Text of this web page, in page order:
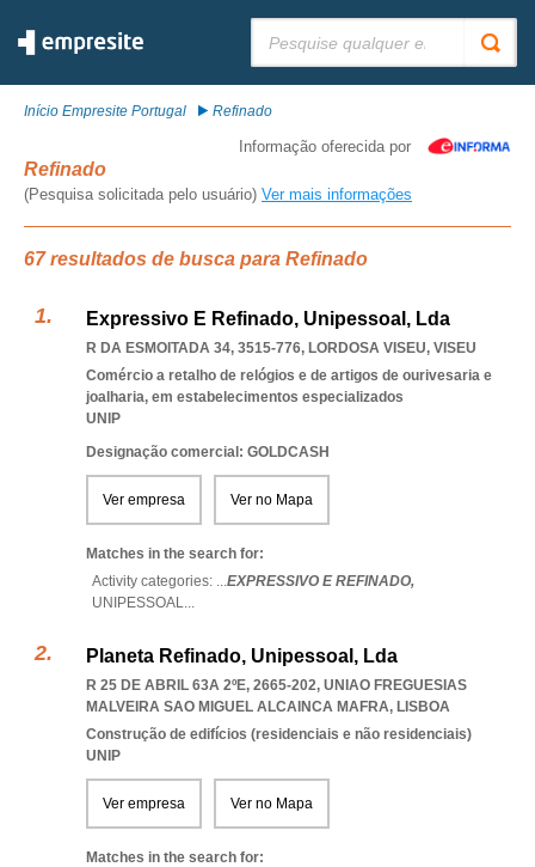
Início Empresite Portugal Refinado
Informação oferecida por
Refinado
(Pesquisa solicitada pelo usuário) Ver mais informações
67 resultados de busca para Refinado
Expressivo E Refinado, Unipessoal, Lda
R DA ESMOITADA 34, 3515-776, LORDOSA VISEU, VISEU
Comércio a retalho de relógios e de artigos de ourivesaria e
joalharia, em estabelecimentos especializados
UNIP
Designação comercial: GOLDCASH
Ver empresa Ver no Mapa
Matches in the search for:
Activity categories: ...EXPRESSIVO E REFINADO,
UNIPESSOAL...
Planeta Refinado, Unipessoal, Lda
R 25 DE ABRIL 63A 2ºE, 2665-202, UNIAO FREGUESIAS
MALVEIRA SAO MIGUEL ALCAINCA MAFRA, LISBOA
Construção de edifícios (residenciais e não residenciais)
UNIP
Ver empresa Ver no Mapa
Matches in the search for: